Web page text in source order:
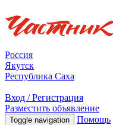
Россия
Якутск
Республика Саха
Вход / Регистрация
Разместить объявление
Toggle navigation Помощь